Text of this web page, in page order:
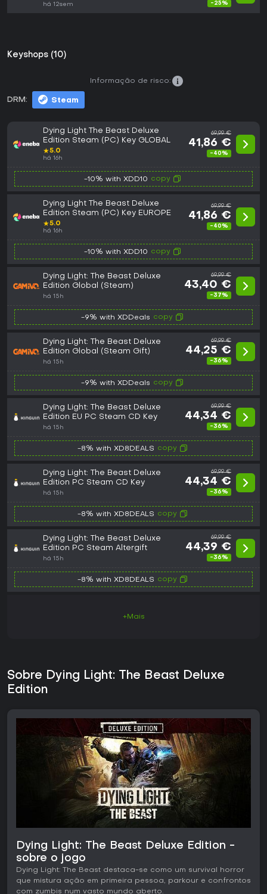
há 12sem -25%
Keyshops (10)
DRM: Steam
Informação de risco:
Dying Light The Beast Deluxe
Edition Steam (PC) Key GLOBAL
★5.0
há 16h
69,99 €
41,86 €
-40%
-10% with XDD10 copy
Dying Light The Beast Deluxe
Edition Steam (PC) Key EUROPE
★5.0
há 16h
69,99 €
41,86 €
-40%
-10% with XDD10 copy
Dying Light: The Beast Deluxe
Edition Global (Steam)
há 15h
69,99 €
43,40 €
-37%
-9% with XDDeals copy
Dying Light: The Beast Deluxe
Edition Global (Steam Gift)
há 15h
69,99 €
44,25 €
-36%
-9% with XDDeals copy
Dying Light: The Beast Deluxe
Edition EU PC Steam CD Key
há 15h
69,99 €
44,34 €
-36%
-8% with XD8DEALS copy
Dying Light: The Beast Deluxe
Edition PC Steam CD Key
há 15h
69,99 €
44,34 €
-36%
-8% with XD8DEALS copy
Dying Light: The Beast Deluxe
Edition PC Steam Altergift
há 15h
69,99 €
44,39 €
-36%
-8% with XD8DEALS copy
+Mais
Sobre Dying Light: The Beast Deluxe
Edition
Dying Light: The Beast Deluxe Edition -
sobre o jogo
Dying Light: The Beast destaca-se como um survival horror
que mistura ação em primeira pessoa, parkour e confrontos
com zumbis num vasto mundo aberto.